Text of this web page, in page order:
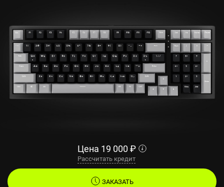
Цена 19 000 ₽
Рассчитать кредит
ЗАКАЗАТЬ